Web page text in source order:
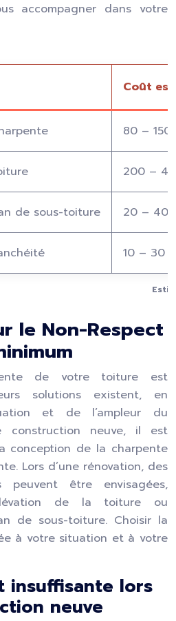
accompagner dans votre
Coût
80 – 150
200 –
de sous-toiture 20 – 40
10 – 30 €
le Non-Respect
de votre toiture est
solutions existent, en
et de l’ampleur du
construction neuve, il est
conception de la charpente
Lors d’une rénovation, des
peuvent être envisagées,
de la toiture ou
de sous-toiture. Choisir la
à votre situation et à votre
insuffisante lors
neuve